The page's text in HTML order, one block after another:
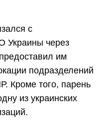
с
Украины через
им
подразделений
Кроме того, парень
из украинских